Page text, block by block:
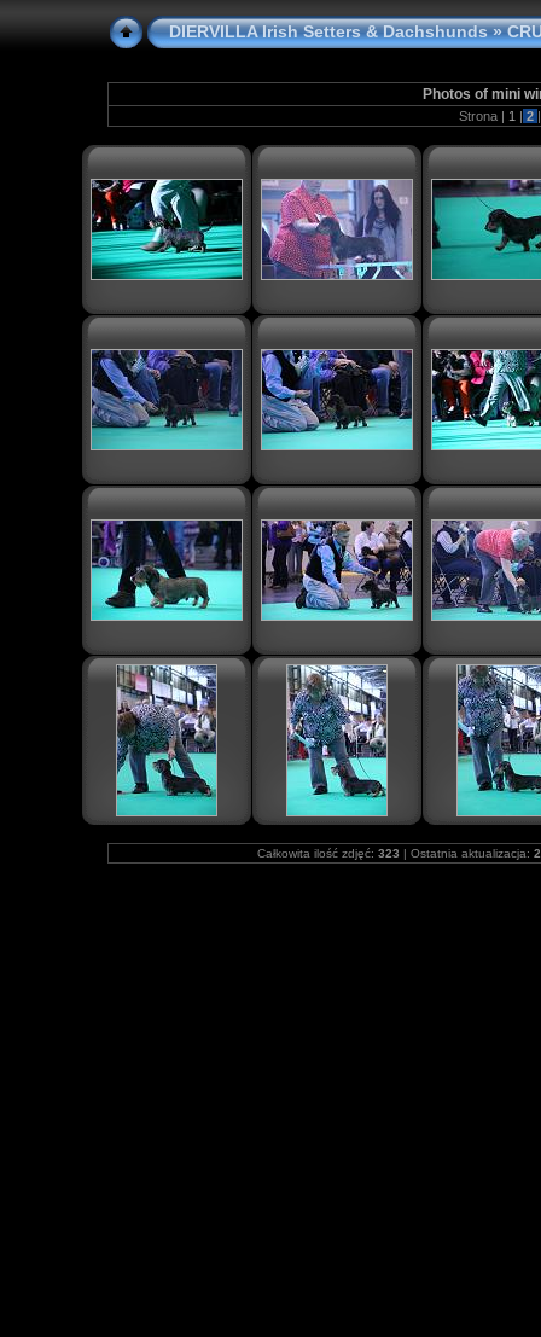
DIERVILLA Irish Setters & Dachshunds»
Photos of mini
Strona | 1 | 2 |
Całkowita ilość zdjęć: 323 | Ostatnia aktualizacja: